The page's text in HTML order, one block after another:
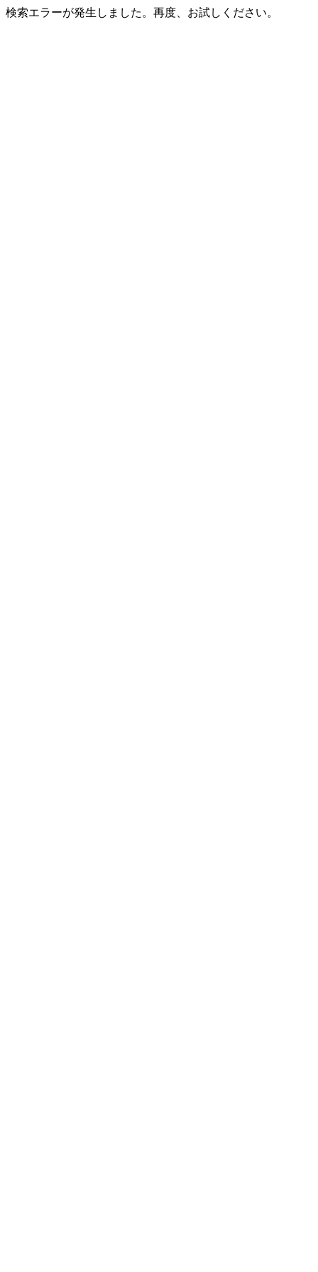
検索エラーが発生しました。再度、お試しください。